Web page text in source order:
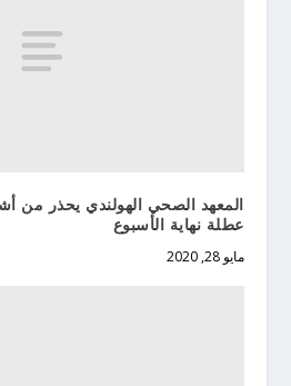
المعهد الصحي الهولندي يحذر من
عطلة نهاية الأسبوع
مايو 28, 2020